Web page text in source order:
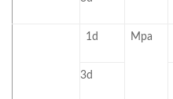
1d Mpa
3d